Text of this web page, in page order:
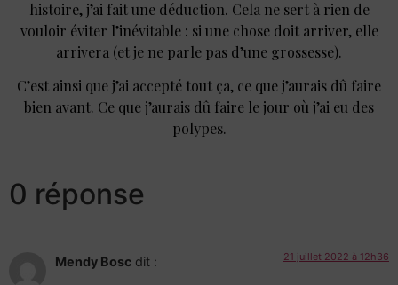
histoire, j’ai fait une déduction. Cela ne sert à rien de
vouloir éviter l’inévitable : si une chose doit arriver, elle
arrivera (et je ne parle pas d’une grossesse).
C’est ainsi que j’ai accepté tout ça, ce que j’aurais dû faire
bien avant. Ce que j’aurais dû faire le jour où j’ai eu des
polypes.
0 réponse
Mendy Bosc dit : 21 juillet 2022 à 12h36